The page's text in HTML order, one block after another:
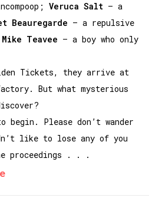
Veruca Salt – a
Beauregarde – a repulsive
Mike Teavee – a boy who only
Tickets, they arrive at
But what mysterious
Please don’t wander
like to lose any of you
proceedings . . .